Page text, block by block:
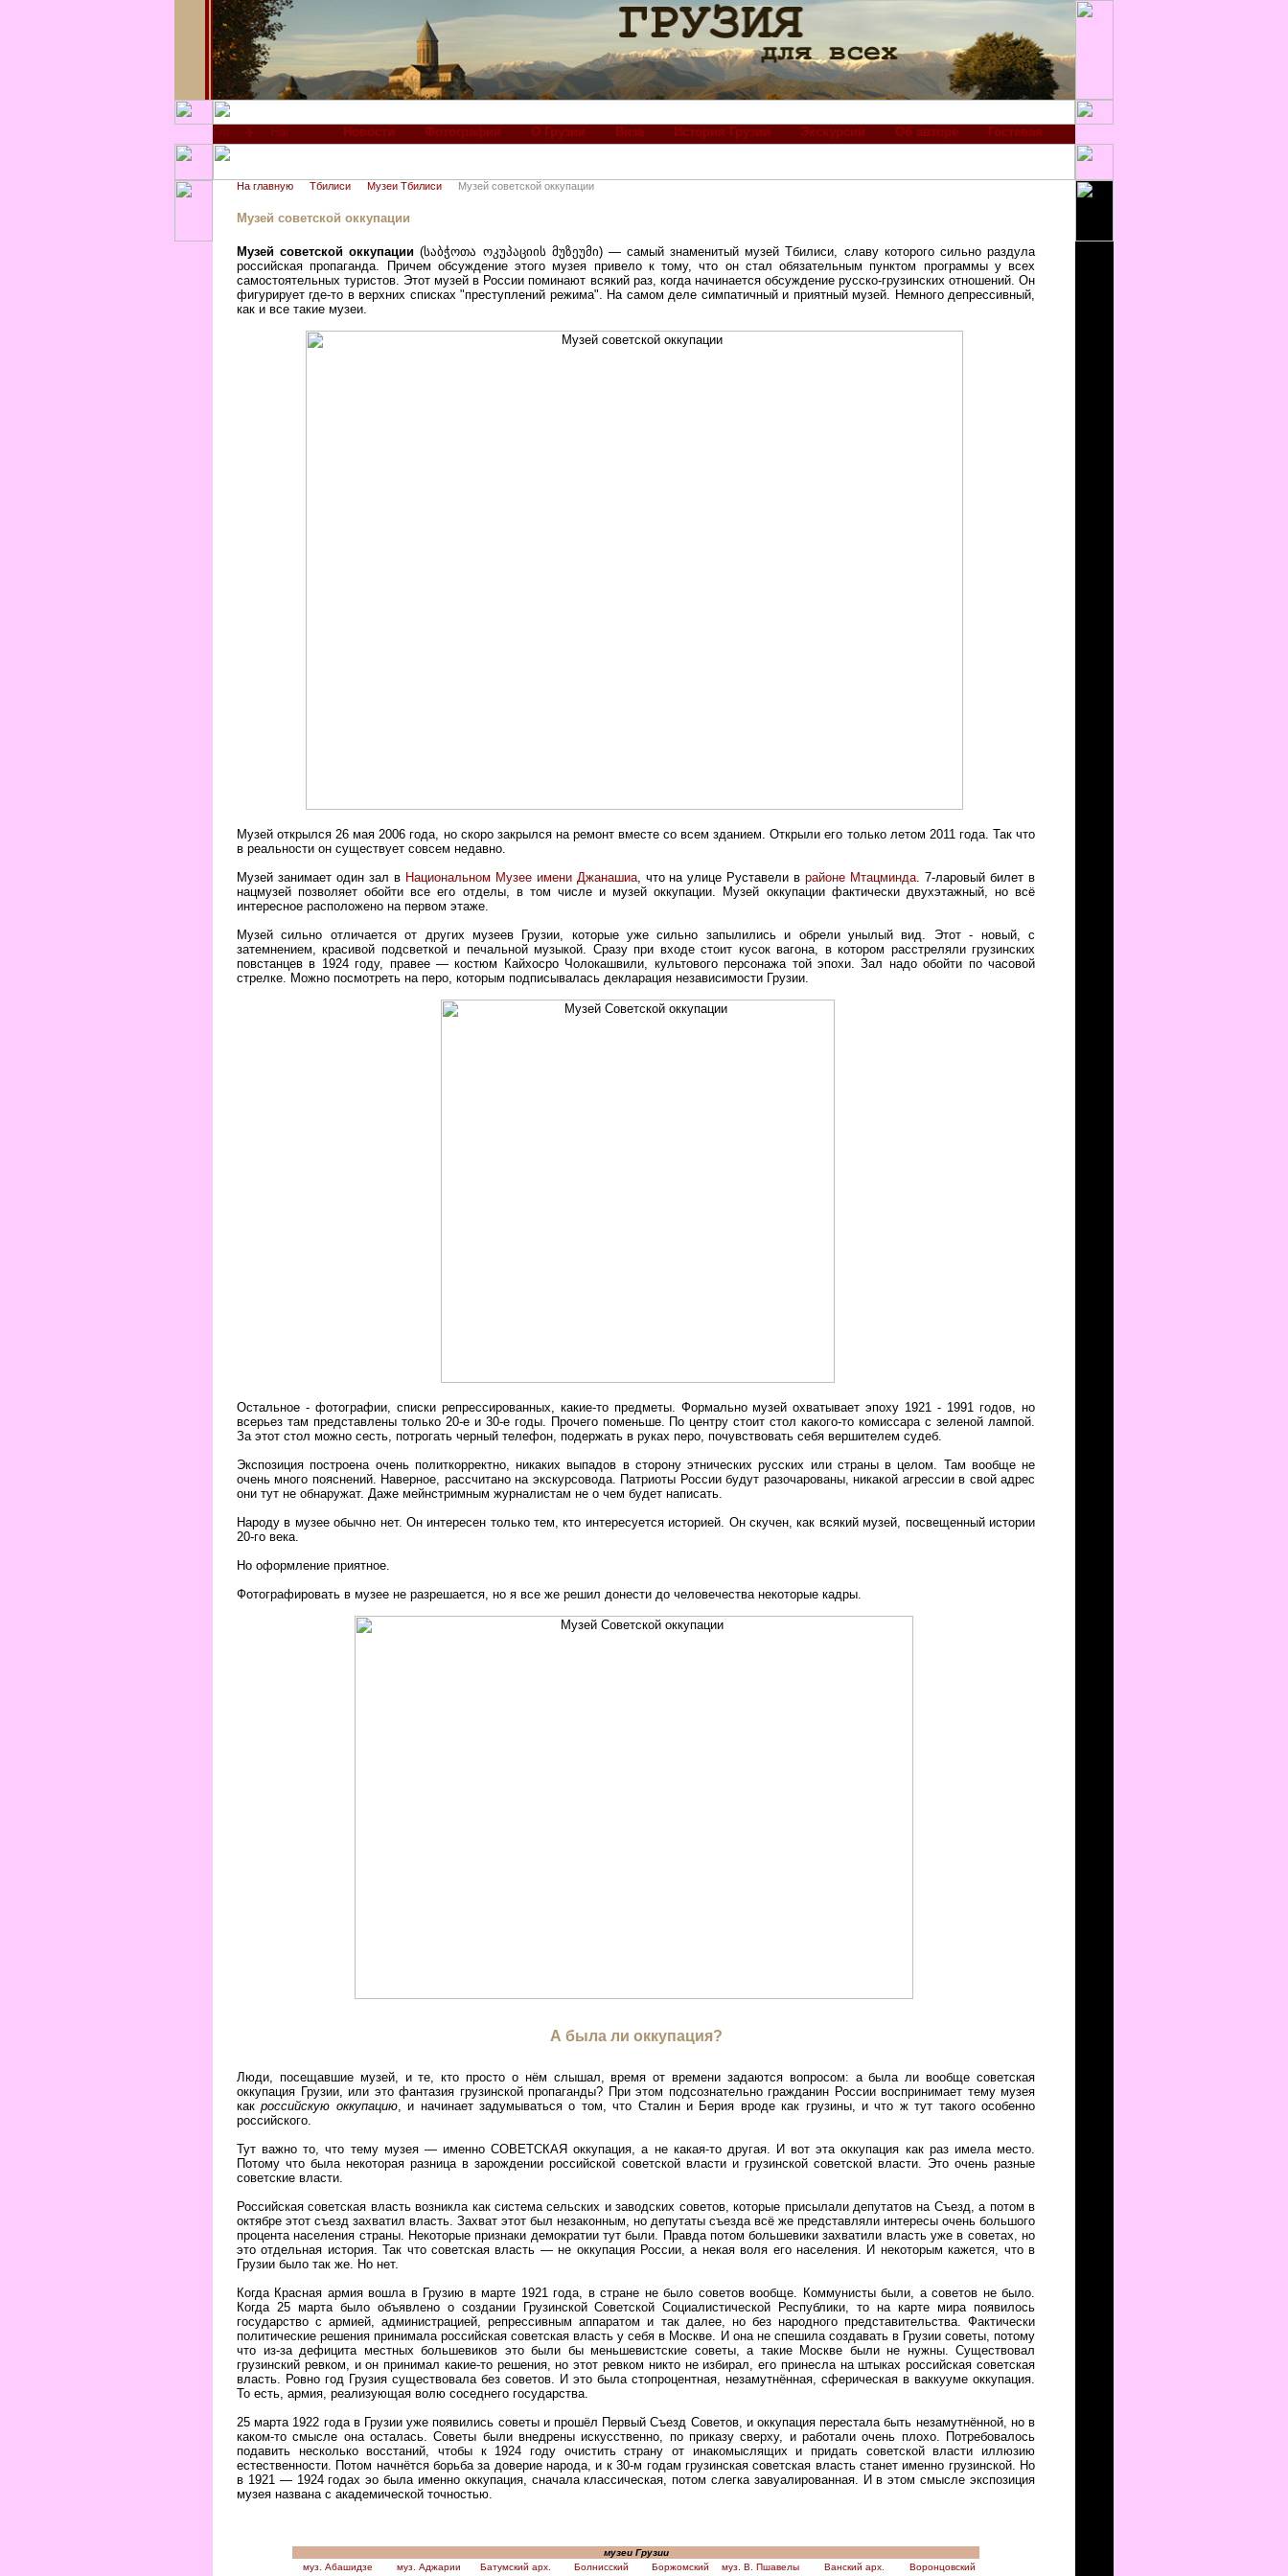
Новости Фотографии О Грузии Виза История Грузии Экскурсии Об авторе Гостевая
На главную Тбилиси Музеи Тбилиси Музей советской оккупации
Музей советской оккупации
Музей советской оккупации (საბჭოთა ოკუპაციის მუზეუმი) — самый знаменитый музей Тбилиси, славу которого сильно раздула
российская пропаганда. Причем обсуждение этого музея привело к тому, что он стал обязательным пунктом программы у всех
самостоятельных туристов. Этот музей в России поминают всякий раз, когда начинается обсуждение русско-грузинских отношений. Он
фигурирует где-то в верхних списках "преступлений режима". На самом деле симпатичный и приятный музей. Немного депрессивный,
как и все такие музеи.
Музей открылся 26 мая 2006 года, но скоро закрылся на ремонт вместе со всем зданием. Открыли его только летом 2011 года. Так что
в реальности он существует совсем недавно.
Музей занимает один зал в Национальном Музее имени Джанашиа, что на улице Руставели врайоне Мтацминда. 7-ларовый билет в
нацмузей позволяет обойти все его отделы, в том числе и музей оккупации. Музей оккупации фактически двухэтажный, но всё
интересное расположено на первом этаже.
Музей сильно отличается от других музеев Грузии, которые уже сильно запылились и обрели унылый вид. Этот - новый, с
затемнением, красивой подсветкой и печальной музыкой. Сразу при входе стоит кусок вагона, в котором расстреляли грузинских
повстанцев в 1924 году, правее — костюм Кайхосро Чолокашвили, культового персонажа той эпохи. Зал надо обойти по часовой
стрелке. Можно посмотреть на перо, которым подписывалась декларация независимости Грузии.
Остальное - фотографии, списки репрессированных, какие-то предметы. Формально музей охватывает эпоху 1921 - 1991 годов, но
всерьез там представлены только 20-е и 30-е годы. Прочего поменьше. По центру стоит стол какого-то комиссара с зеленой лампой.
За этот стол можно сесть, потрогать черный телефон, подержать в руках перо, почувствовать себя вершителем судеб.
Экспозиция построена очень политкорректно, никаких выпадов в сторону этнических русских или страны в целом. Там вообще не
очень много пояснений. Наверное, рассчитано на экскурсовода. Патриоты России будут разочарованы, никакой агрессии в свой адрес
они тут не обнаружат. Даже мейнстримным журналистам не о чем будет написать.
Народу в музее обычно нет. Он интересен только тем, кто интересуется историей. Он скучен, как всякий музей, посвещенный истории
20-го века.
Но оформление приятное.
Фотографировать в музее не разрешается, но я все же решил донести до человечества некоторые кадры.
А была ли оккупация?
Люди, посещавшие музей, и те, кто просто о нём слышал, время от времени задаются вопросом: а была ли вообще советская
оккупация Грузии, или это фантазия грузинской пропаганды? При этом подсознательно гражданин России воспринимает тему музея
какроссийскую оккупацию, и начинает задумываться о том, что Сталин и Берия вроде как грузины, и что ж тут такого особенно
российского.
Тут важно то, что тему музея — именно СОВЕТСКАЯ оккупация, а не какая-то другая. И вот эта оккупация как раз имела место.
Потому что была некоторая разница в зарождении российской советской власти и грузинской советской власти. Это очень разные
советские власти.
Российская советская власть возникла как система сельских и заводских советов, которые присылали депутатов на Съезд, а потом в
октябре этот съезд захватил власть. Захват этот был незаконным, но депутаты съезда всё же представляли интересы очень большого
процента населения страны. Некоторые признаки демократии тут были. Правда потом большевики захватили власть уже в советах, но
это отдельная история. Так что советская власть — не оккупация России, а некая воля его населения. И некоторым кажется, что в
Грузии было так же. Но нет.
Когда Красная армия вошла в Грузию в марте 1921 года, в стране не было советов вообще. Коммунисты были, а советов не было.
Когда 25 марта было объявлено о создании Грузинской Советской Социалистической Республики, то на карте мира появилось
государство с армией, администрацией, репрессивным аппаратом и так далее, но без народного представительства. Фактически
политические решения принимала российская советская власть у себя в Москве. И она не спешила создавать в Грузии советы, потому
что из-за дефицита местных большевиков это были бы меньшевистские советы, а такие Москве были не нужны. Существовал
грузинский ревком, и он принимал какие-то решения, но этот ревком никто не избирал, его принесла на штыках российская советская
власть. Ровно год Грузия существовала без советов. И это была стопроцентная, незамутнённая, сферическая в ваккууме оккупация.
То есть, армия, реализующая волю соседнего государства.
25 марта 1922 года в Грузии уже появились советы и прошёл Первый Съезд Советов, и оккупация перестала быть незамутнённой, но в
каком-то смысле она осталась. Советы были внедрены искусственно, по приказу сверху, и работали очень плохо. Потребовалось
подавить несколько восстаний, чтобы к 1924 году очистить страну от инакомыслящих и придать советской власти иллюзию
естественности. Потом начнётся борьба за доверие народа, и к 30-м годам грузинская советская власть станет именно грузинской. Но
в 1921 — 1924 годах эо была именно оккупация, сначала классическая, потом слегка завуалированная. И в этом смысле экспозиция
музея названа с академической точностью.
музеи Грузии
муз. Абашидзе
муз. Аджарии Батумский арх. Болнисский Боржомский муз. В. Пшавелы Ванский арх. Воронцовский